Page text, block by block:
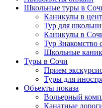
Школьные туры в
Каникулы в
Тур для
Каникулы в
Тур
Школьные
Туры в Сочи
Прием
Туры для
Объекты показа
Вольерный
Канатные